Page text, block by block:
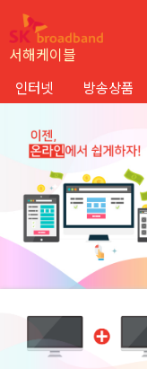
서해케이블
인터넷 방송상품